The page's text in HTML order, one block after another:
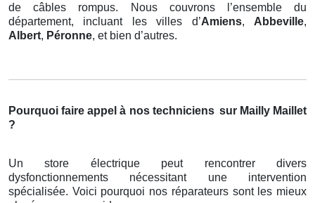
de câbles rompus. Nous couvrons l’ensemble du
département, incluant les villes d’Amiens, Abbeville,
Albert, Péronne, et bien d’autres.
Pourquoi faire appel à nos techniciens sur Mailly Maillet
?
Un store électrique peut rencontrer divers
dysfonctionnements nécessitant une intervention
spécialisée. Voici pourquoi nos réparateurs sont les mieux